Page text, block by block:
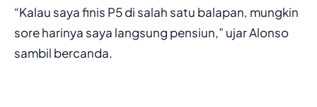
“Kalau saya finis P5 di salah satu balapan, mungkin
sore harinya saya langsung pensiun,” ujar Alonso
sambil bercanda.